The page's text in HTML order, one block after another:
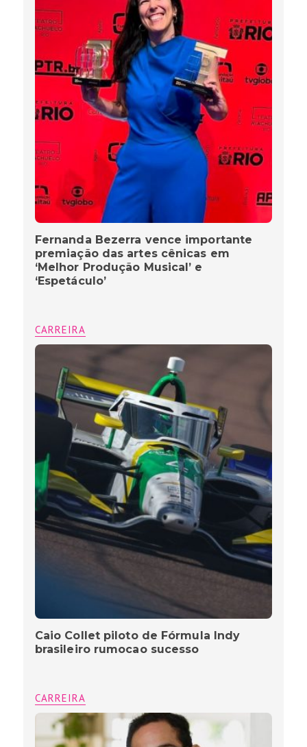
Fernanda Bezerra vence importante
premiação das artes cênicas em
‘Melhor Produção Musical’ e
‘Espetáculo’
CARREIRA
Caio Collet piloto de Fórmula Indy
brasileiro rumocao sucesso
CARREIRA